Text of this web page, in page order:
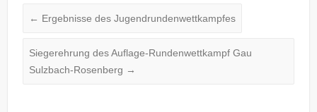
← Ergebnisse des Jugendrundenwettkampfes
Siegerehrung des Auflage-Rundenwettkampf Gau
Sulzbach-Rosenberg →